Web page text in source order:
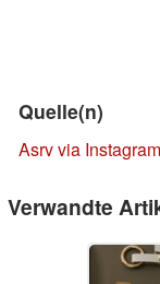
Quelle(n)
Asrv via Instagram
Verwandte